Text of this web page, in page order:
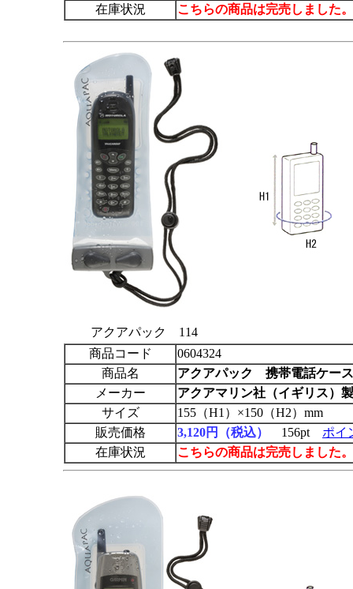
在庫状況
こちらの商品は完売しました
アクアパック 114
商品コード
0604324
商品名
アクアパック
携帯電話ケー
メーカー
アクアマリン社（イギリス）製
サイズ
155（H1）×150（H2）mm
販売価格
3,120円（税込） 156pt ポイ
在庫状況
こちらの商品は完売しました